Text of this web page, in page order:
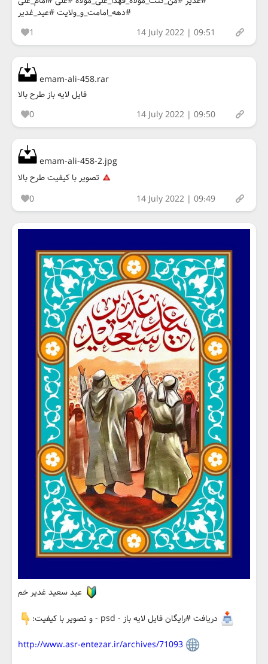
#دهه_امامت_و_ولایت #عید_غدیر
1
14 July 2022 | 09:51
emam-ali-458.rar
فایل لایه باز طرح بالا
0
14 July 2022 | 09:50
emam-ali-458-2.jpg
تصویر با کیفیت طرح بالا
0
14 July 2022 | 09:49
عید سعید غدیر خم
دریافت #رایگان فایل لایه باز - psd - و تصویر با کیفیت:
http://www.asr-entezar.ir/archives/71093